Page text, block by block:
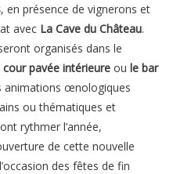
, en présence de vignerons et
avec La Cave du Château.
organisés dans le
cour pavée intérieure oule bar
animations œnologiques
ou thématiques et
rythmer l’année,
de cette nouvelle
des fêtes de fin